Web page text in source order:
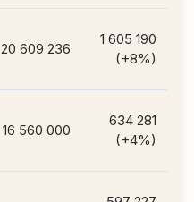
20 609 236
1 605 190
(+8%)
16 560 000
634 281
(+4%)